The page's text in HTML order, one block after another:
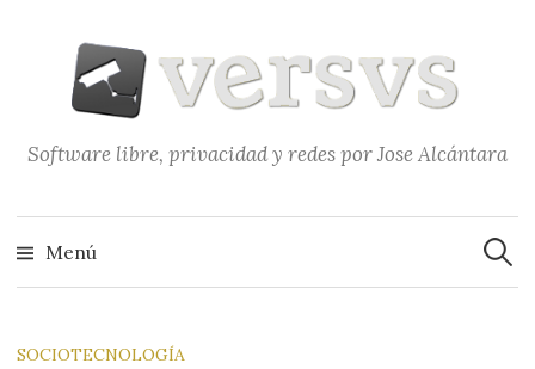
contenido
Software libre, privacidad y redes por Jose Alcántara
Menú
SOCIOTECNOLOGÍA